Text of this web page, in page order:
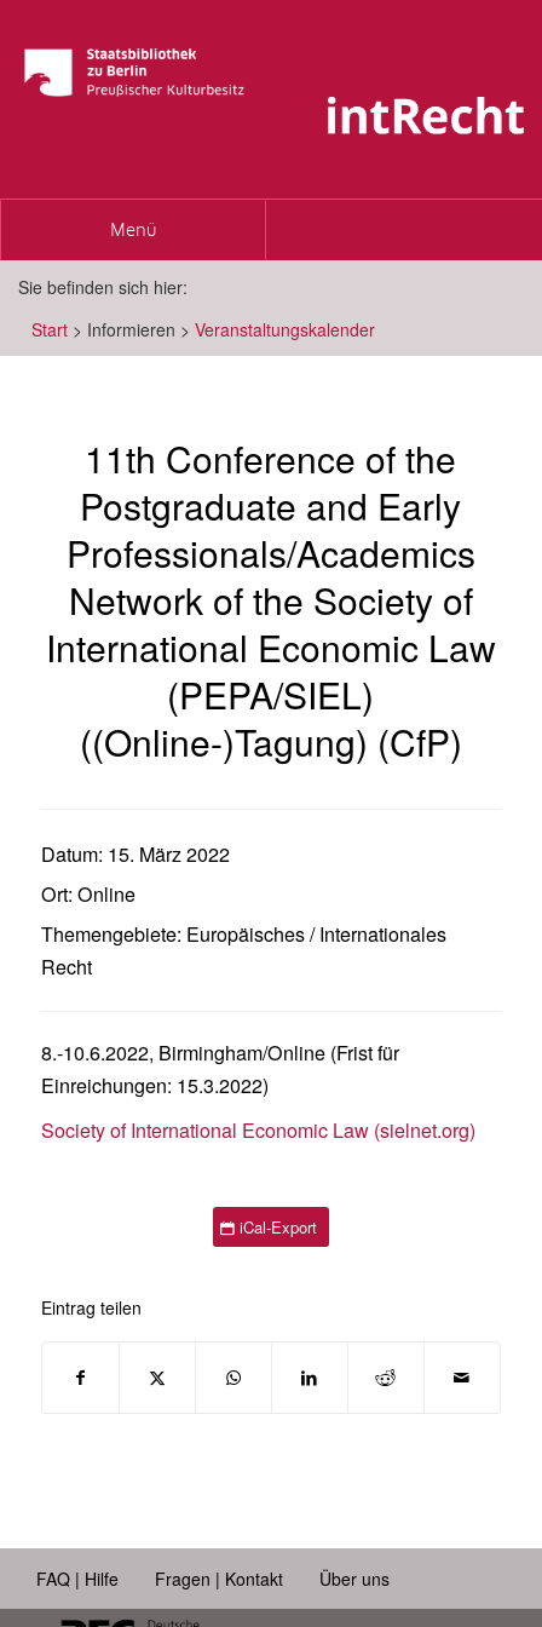
Toggle
Menü
Sie befinden sich hier:
Start > Informieren > Veranstaltungskalender
11th Conference of the
Postgraduate and Early
Professionals/Academics
Network of the Society of
International Economic Law
(PEPA/SIEL)
((Online-)Tagung) (CfP)
Datum: 15. März 2022
Ort: Online
Themengebiete: Europäisches / Internationales
Recht
8.-10.6.2022, Birmingham/Online (Frist für
Einreichungen: 15.3.2022)
Society of International Economic Law (sielnet.org)
iCal-Export
Eintrag teilen
FAQ | Hilfe Fragen | Kontakt Über uns